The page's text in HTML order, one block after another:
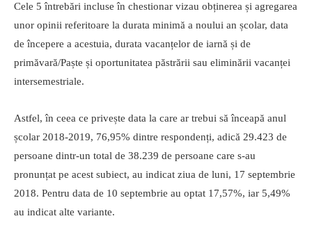
Cele 5 întrebări incluse în chestionar vizau obținerea și agregarea
unor opinii referitoare la durata minimă a noului an școlar, data
de începere a acestuia, durata vacanțelor de iarnă și de
primăvară/Paște și oportunitatea păstrării sau eliminării vacanței
intersemestriale.
Astfel, în ceea ce privește data la care ar trebui să înceapă anul
școlar 2018-2019, 76,95% dintre respondenți, adică 29.423 de
persoane dintr-un total de 38.239 de persoane care s-au
pronunțat pe acest subiect, au indicat ziua de luni, 17 septembrie
2018. Pentru data de 10 septembrie au optat 17,57%, iar 5,49%
au indicat alte variante.